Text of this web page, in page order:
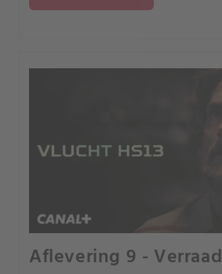
Aflevering 9 - Verraad